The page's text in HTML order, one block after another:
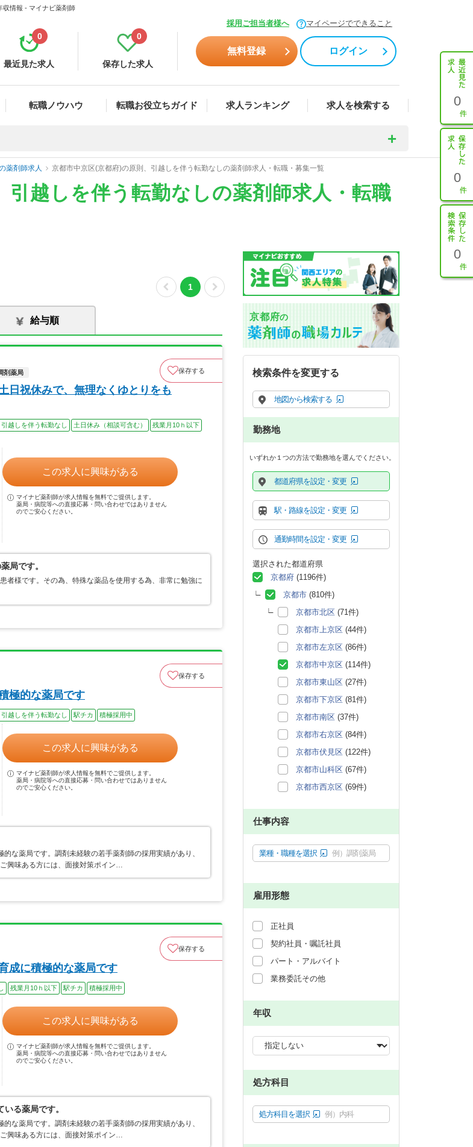
収情報 - マイナビ薬剤師
採用ご担当者様へ マイページでできること
最近見た求人
0
保存した求人
0
無料登録 ログイン
転職ノウハウ 転職お役立ちガイド 求人ランキング 求人を検索する 0
0
0
薬剤師求人 京都市中京区(京都府)の原則、引越しを伴う転勤なしの薬剤師求人・転職・募集一覧
引越しを伴う転勤なしの薬剤師求人・転職
1
給与順
剤薬局 保存する
日祝休みで、無理なくゆとりをも
引越しを伴う転勤なし 土日休み（相談可含む）
残業月10ｈ以下
この求人に興味がある
マイナビ薬剤師が求人情報を無料でご提供します。
薬局・病院等への直接応募・問い合わせではありません
のでご安心ください。
局です。
者様です。その為、特殊な薬品を使用する為、非常に勉強に
保存する
極的な薬局です
引越しを伴う転勤なし 駅チカ 積極採用中
この求人に興味がある
マイナビ薬剤師が求人情報を無料でご提供します。
薬局・病院等への直接応募・問い合わせではありません
のでご安心ください。
な薬局です。調剤未経験の若手薬剤師の採用実績があり、
興味ある方には、面接対策ポイン…
保存する
成に積極的な薬局です
残業月10ｈ以下 駅チカ 積極採用中
この求人に興味がある
マイナビ薬剤師が求人情報を無料でご提供します。
薬局・病院等への直接応募・問い合わせではありません
のでご安心ください。
る薬局です。
な薬局です。調剤未経験の若手薬剤師の採用実績があり、
興味ある方には、面接対策ポイン…
京都府の
検索条件を変更する
地図から検索する
勤務地
いずれか１つの方法で勤務地を選んでください。
都道府県を設定・変更
駅・路線を設定・変更
通勤時間を設定・変更
選択された都道府県
京都府 (1196件)
京都市 (810件)
京都市北区 (71件)
京都市上京区 (44件)
京都市左京区 (86件)
京都市中京区 (114件)
京都市東山区 (27件)
京都市下京区 (81件)
京都市南区 (37件)
京都市右京区 (84件)
京都市伏見区 (122件)
京都市山科区 (67件)
京都市西京区 (69件)
仕事内容
業種・職種を選択 例）調剤薬局
雇用形態
正社員
契約社員・嘱託社員
パート・アルバイト
業務委託その他
年収
処方科目
処方科目を選択 例）内科